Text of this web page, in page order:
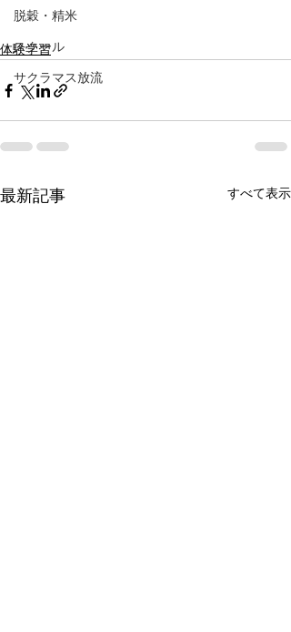
脱穀・精米
スクール
サクラマス放流
体験学習
最新記事 すべて表示